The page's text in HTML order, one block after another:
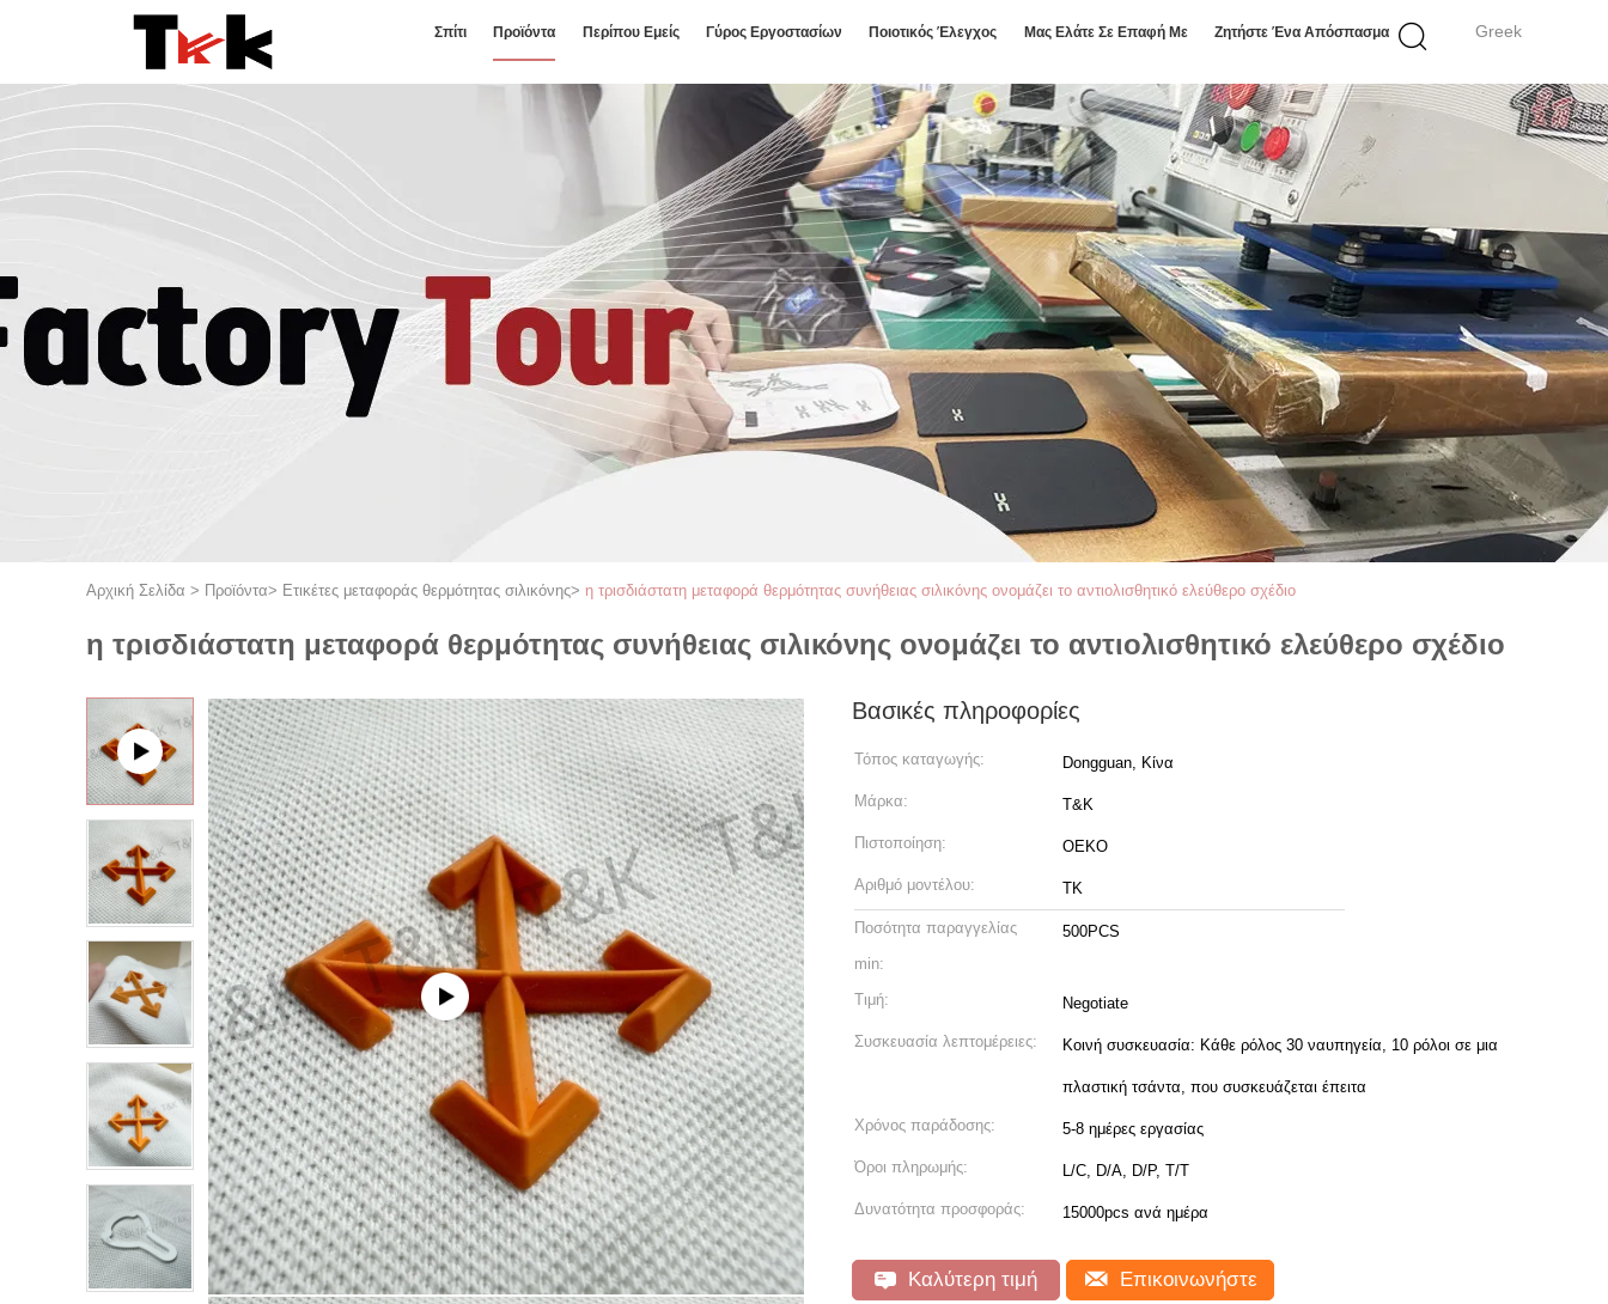
Greek
Σπίτι Προϊόντα Περίπου Εμείς Γύρος Εργοστασίων Ποιοτικός Έλεγχος Μας Ελάτε Σε Επαφή Με Ζητήστε Ένα Απόσπασμα
Αρχική Σελίδα > Προϊόντα> Ετικέτες μεταφοράς θερμότητας σιλικόνης> η τρισδιάστατη μεταφορά θερμότητας συνήθειας σιλικόνης ονομάζει το αντιολισθητικό ελεύθερο σχέδιο
η τρισδιάστατη μεταφορά θερμότητας συνήθειας σιλικόνης ονομάζει το αντιολισθητικό ελεύθερο σχέδιο
Βασικές πληροφορίες
Τόπος καταγωγής: Dongguan, Κίνα
Μάρκα: T&K
Πιστοποίηση: OEKO
Αριθμό μοντέλου: TK
Ποσότητα παραγγελίας
min:
500PCS
Τιμή: Negotiate
Συσκευασία λεπτομέρειες: Κοινή συσκευασία: Κάθε ρόλος 30 ναυπηγεία, 10 ρόλοι σε μια
πλαστική τσάντα, που συσκευάζεται έπειτα
Χρόνος παράδοσης: 5-8 ημέρες εργασίας
Όροι πληρωμής: L/C, D/A, D/P, T/T
Δυνατότητα προσφοράς: 15000pcs ανά ημέρα
Καλύτερη τιμή Επικοινωνήστε